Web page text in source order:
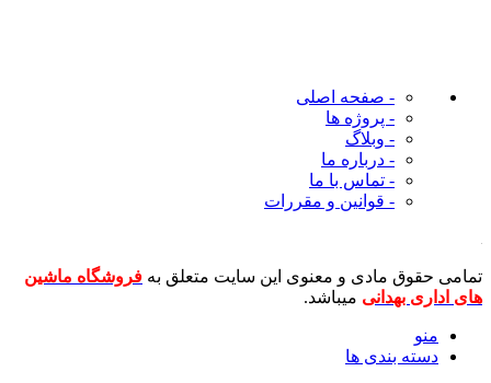
- صفحه اصلی
- پروژه ها
- وبلاگ
- درباره ما
- تماس با ما
- قوانین و مقررات
تمامی حقوق مادی و معنوی این سایت متعلق به فروشگاه ماشین
های اداری بهدانی میباشد.
منو
دسته بندی ها